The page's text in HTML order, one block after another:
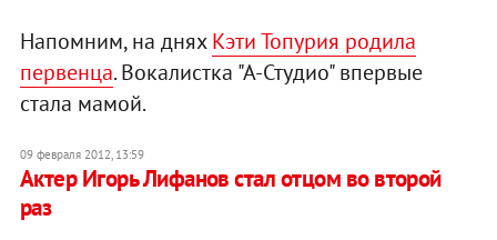
Напомним, на дняхКэти Топурия родила
первенца. Вокалистка "А-Студио" впервые
стала мамой.
09 февраля 2012, 13:59
Актер Игорь Лифанов стал отцом во второй
раз